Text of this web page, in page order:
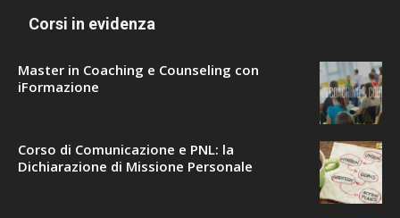
Corsi in evidenza
Master in Coaching e Counseling con
iFormazione
Corso di Comunicazione e PNL: la
Dichiarazione di Missione Personale